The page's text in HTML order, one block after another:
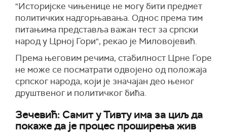
"Историјске чињенице не могу бити предмет
политичких надгорњавања. Однос према тим
питањима представља важан тест за српски
народ у Црној Гори", рекао је Миловојевић.
Према његовим речима, стабилност Црне Горе
не може се посматрати одвојено од положаја
српског народа, који је значајан део њеног
друштвеног и политичког бића.
Зечевић: Самит у Тивту има за циљ да
покаже да је процес проширења жив